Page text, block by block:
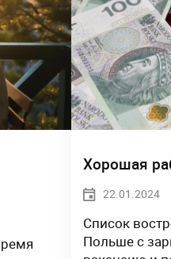
Хорошая
22.01.2024
Список
Польше с